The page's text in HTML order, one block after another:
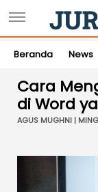
Beranda News
Cara
di Word
AGUS MUGHNI |